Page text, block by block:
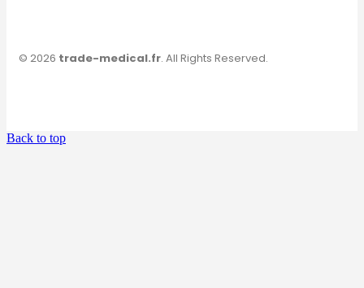
© 2026 trade-medical.fr. All Rights Reserved.
Back to top